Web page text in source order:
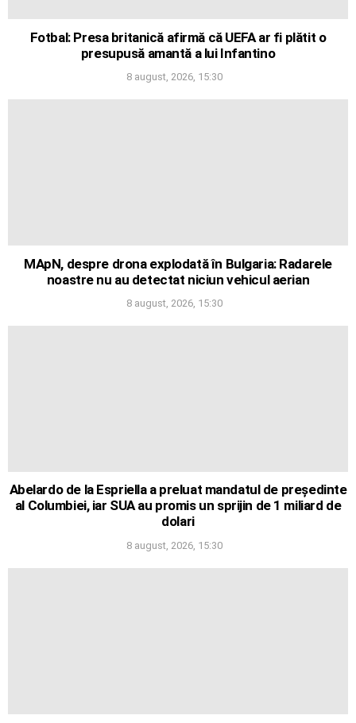
Fotbal: Presa britanică afirmă că UEFA ar fi plătit o
presupusă amantă a lui Infantino
8 august, 2026, 15:30
MApN, despre drona explodată în Bulgaria: Radarele
noastre nu au detectat niciun vehicul aerian
8 august, 2026, 15:30
Abelardo de la Espriella a preluat mandatul de președinte
al Columbiei, iar SUA au promis un sprijin de 1 miliard de
dolari
8 august, 2026, 15:30